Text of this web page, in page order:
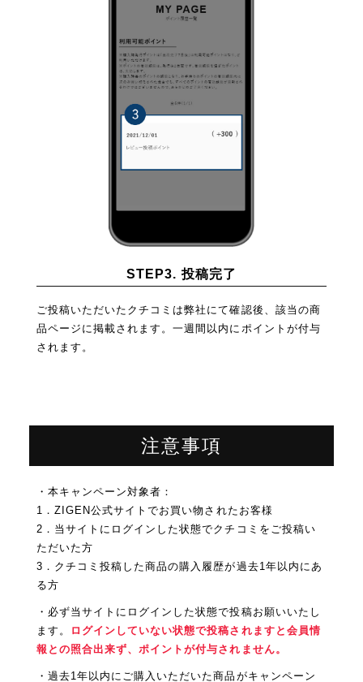
STEP3. 投稿完了
ご投稿いただいたクチコミは弊社にて確認後、該当の商
品ページに掲載されます。一週間以内にポイントが付与
されます。
注意事項
・本キャンペーン対象者：
1．ZIGEN公式サイトでお買い物されたお客様
2．当サイトにログインした状態でクチコミをご投稿い
ただいた方
3．クチコミ投稿した商品の購入履歴が過去1年以内にあ
る方
・必ず当サイトにログインした状態で投稿お願いいたし
ます。
ログインしていない状態で投稿されますと会員情
報との照合出来ず、ポイントが付与されません。
・過去1年以内にご購入いただいた商品がキャンペーン